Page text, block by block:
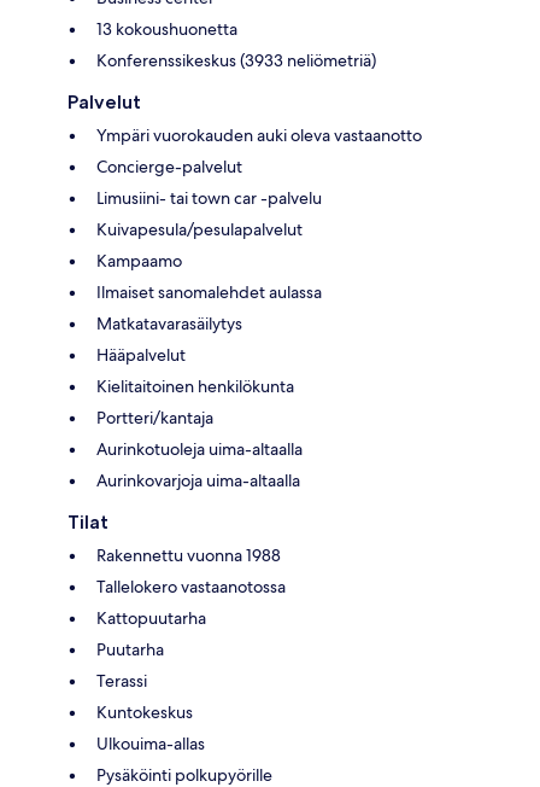
13 kokoushuonetta
Konferenssikeskus (3933 neliömetriä)
Palvelut
Ympäri vuorokauden auki oleva vastaanotto
Concierge-palvelut
Limusiini- tai town car -palvelu
Kuivapesula/pesulapalvelut
Kampaamo
Ilmaiset sanomalehdet aulassa
Matkatavarasäilytys
Hääpalvelut
Kielitaitoinen henkilökunta
Portteri/kantaja
Aurinkotuoleja uima-altaalla
Aurinkovarjoja uima-altaalla
Tilat
Rakennettu vuonna 1988
Tallelokero vastaanotossa
Kattopuutarha
Puutarha
Terassi
Kuntokeskus
Ulkouima-allas
Pysäköinti polkupyörille